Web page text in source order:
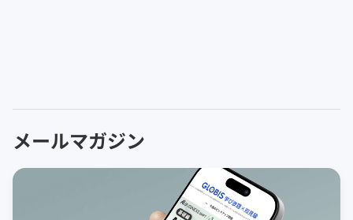
メールマガジン